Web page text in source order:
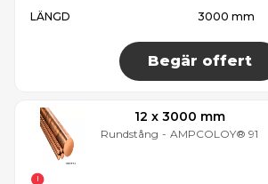
LÄNGD
3000 mm
Begär offert
12 x 3000 mm
Rundstång - AMPCOLOY® 91